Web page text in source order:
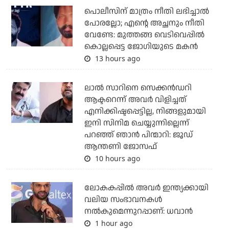
പൊലീസിന് മാത്രം നീതി ലഭിച്ചാല്‍
പോരല്ലോ; എന്റെ അച്ഛനും നീതി
വേണ്ടേ: മുത്തങ്ങ വെടിവെപ്പില്‍
കൊല്ലപ്പെട്ട ജോഗിയുടെ മകന്‍
13 hours ago
ലാല്‍ സാറിനെ സെക്കന്‍ഡറി
ആക്ടറെന്ന് അവര്‍ വിളിച്ചത്
എനിക്കിഷ്ടപ്പെട്ടില്ല, നിങ്ങളുമായി
ഇനി സിനിമ ചെയ്യുന്നില്ലെന്ന്
പറഞ്ഞ് ഞാന്‍ പിന്മാറി: ജൂഡ്
ആന്തണി ജോസഫ്
10 hours ago
ലോകകപ്പിൽ അവര്‍ ഇന്ത്യക്കായി
വലിയ സംഭാവനകള്‍
നല്‍കുമെന്നുറപ്പാണ്: ധവാന്‍
1 hour ago